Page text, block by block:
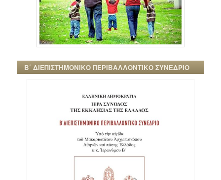
Β΄ ΔΙΕΠΙΣΤΗΜΟΝΙΚΟ ΠΕΡΙΒΑΛΛΟΝΤΙΚΟ ΣΥΝΕΔΡΙΟ